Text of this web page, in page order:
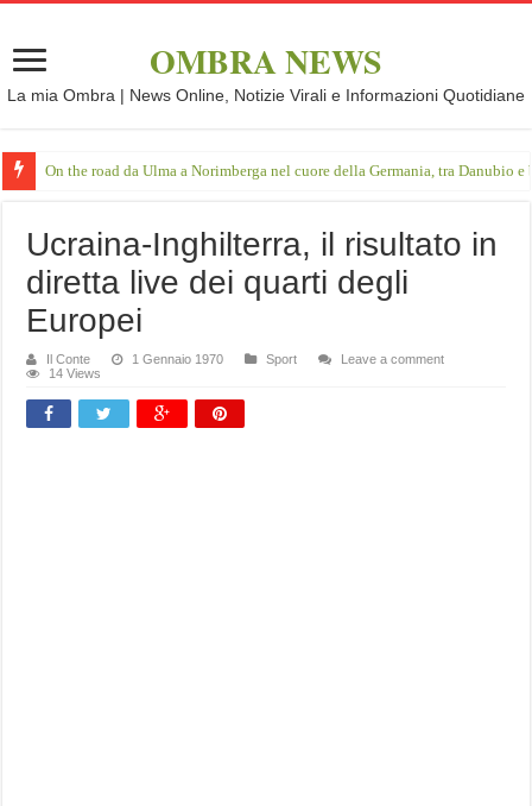
OMBRA NEWS
La mia Ombra | News Online, Notizie Virali e Informazioni Quotidiane
On the road da Ulma a Norimberga nel cuore della Germania, tra Danubio
Ucraina-Inghilterra, il risultato in
diretta live dei quarti degli
Europei
Il Conte 1 Gennaio 1970 Sport
Leave a comment
14 Views